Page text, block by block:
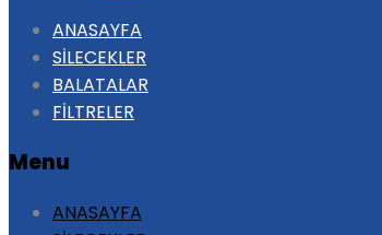
Skip
content
ANASAYFA
SİLECEKLER
BALATALAR
FİLTRELER
Menu
ANASAYFA